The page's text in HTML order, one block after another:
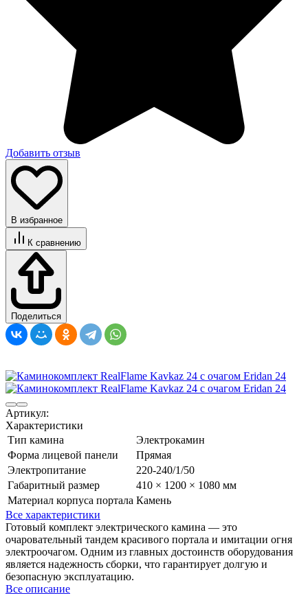
Добавить отзыв
В избранное
К сравнению
Поделиться
Артикул:
Характеристики
Тип камина
Электрокамин
Форма лицевой панели
Прямая
Электропитание
220-240/1/50
Габаритный размер
410 × 1200 × 1080 мм
Материал корпуса портала Камень
Все характеристики
Готовый комплект электрического камина — это
очаровательный тандем красивого портала и имитации огня
электроочагом. Одним из главных достоинств оборудования
является надежность сборки, что гарантирует долгую и
безопасную эксплуатацию.
Все описание